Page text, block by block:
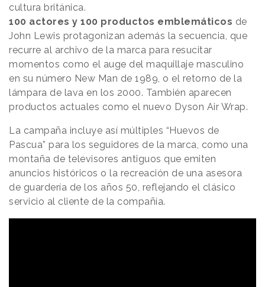
cultura británica.
100 actores y 100 productos emblemáticos de
John Lewis protagonizan además la secuencia, que
recurre al archivo de la marca para resucitar
momentos como el auge del maquillaje masculino
en su número New Man de 1989, o el retorno de la
lámpara de lava en los 2000. También aparecen
productos actuales como el nuevo Dyson Air Wrap.
La campaña incluye así múltiples “Huevos de
Pascua” para los seguidores de la marca, como una
montaña de televisores antiguos que emiten
anuncios históricos o la recreación de una asesora
de guardería de los años 50, reflejando el clásico
servicio al cliente de la compañía.